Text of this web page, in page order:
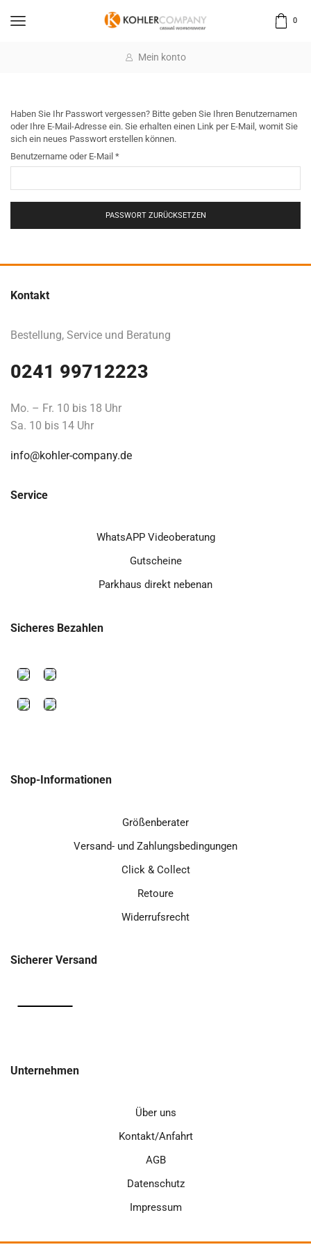
0
Mein konto
Haben Sie Ihr Passwort vergessen? Bitte geben Sie Ihren Benutzernamen
oder Ihre E-Mail-Adresse ein. Sie erhalten einen Link per E-Mail, womit Sie
sich ein neues Passwort erstellen können.
Benutzername oder E-Mail *
PASSWORT ZURÜCKSETZEN
Kontakt
Bestellung, Service und Beratung
0241 99712223
Mo. – Fr. 10 bis 18 Uhr
Sa. 10 bis 14 Uhr
info@kohler-company.de
Service
WhatsAPP Videoberatung
Gutscheine
Parkhaus direkt nebenan
Sicheres Bezahlen
Shop-Informationen
Größenberater
Versand- und Zahlungsbedingungen
Click & Collect
Retoure
Widerrufsrecht
Sicherer Versand
Unternehmen
Über uns
Kontakt/Anfahrt
AGB
Datenschutz
Impressum